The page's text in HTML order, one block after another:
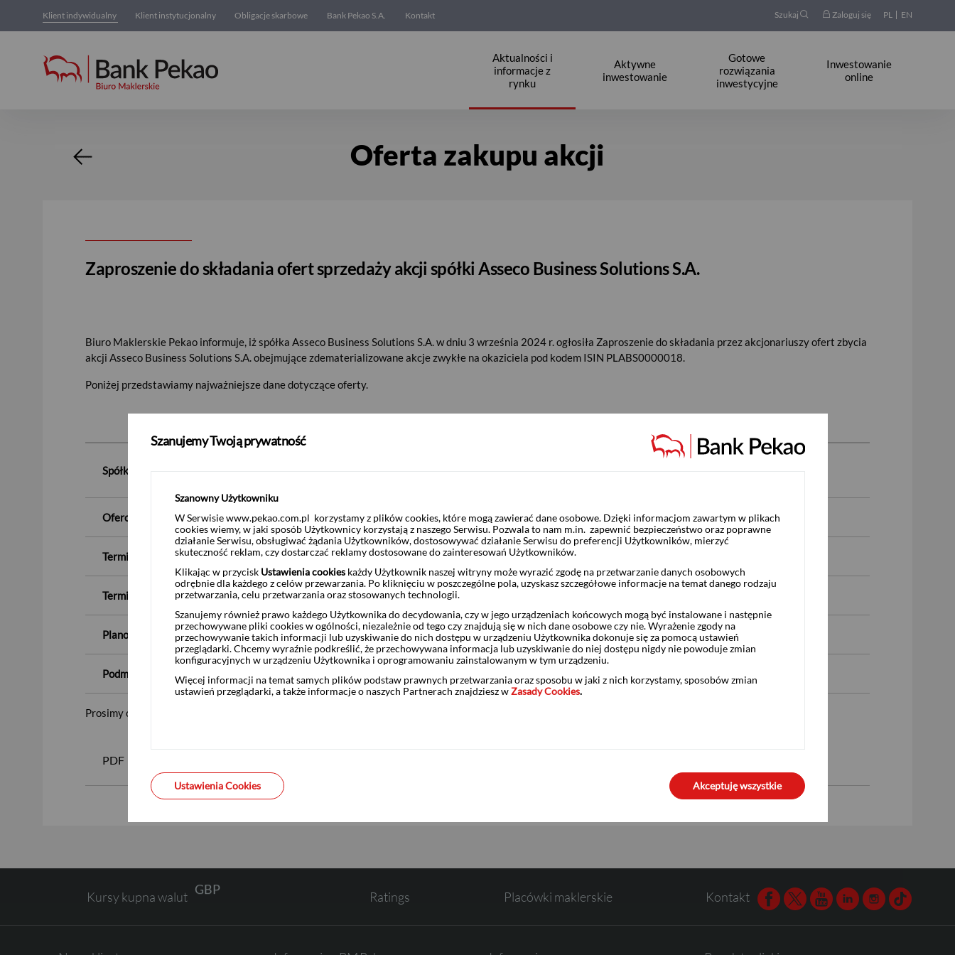
Klient indywidualny Klient instytucjonalny Obligacje skarbowe Bank Pekao S.A. Kontakt Szukaj Zaloguj się PL EN
Aktualności i
informacje z
rynku
Aktywne
inwestowanie
Gotowe
rozwiązania
inwestycyjne
Inwestowanie
online
Oferta zakupu akcji Oferta zakupu akcji
Zaproszenie do składania ofert sprzedaży akcji spółki Asseco Business Solutions S.A.
Biuro Maklerskie Pekao informuje, iż spółka Asseco Business Solutions S.A. w dniu 3 września 2024 r. ogłosiła Zaproszenie do składania przez akcjonariuszy ofert zbycia
akcji Asseco Business Solutions S.A. obejmujące zdematerializowane akcje zwykłe na okaziciela pod kodem ISIN PLABS0000018.
Poniżej przedstawiamy najważniejsze dane dotyczące oferty.
Spółka, kod ISIN:
Oferowana cena zakupu akcji: 60,00 zł
Termin rozpoczęcia przyjmowania ofert sprzedaży: 3 września 2024 r.
Termin zakończenia przyjmowania ofert sprzedaży:
Planowany termin rozliczenia nabycia akcji w ramach Oferty: 19 września 2024 r.
Podmiot pośredniczący: Santander Bank Polska S.A. – Santander Biuro Maklerskie
Prosimy o zapoznanie się z załączonymi dokumentami:
PDF
Kursy kupna walut
EUR
Ratings Placówki maklerskie Kontakt Facebook
TwitterYoutubeLinkedinInstagram
TikTok
Szanujemy Twoją prywatność
Szanowny Użytkowniku
W Serwisie www.pekao.com.pl korzystamy z plików cookies, które mogą zawierać dane osobowe. Dzięki informacjom zawartym w plikach
cookies wiemy, w jaki sposób Użytkownicy korzystają z naszego Serwisu. Pozwala to nam m.in. zapewnić bezpieczeństwo oraz poprawne
działanie Serwisu, obsługiwać żądania Użytkowników, dostosowywać działanie Serwisu do preferencji Użytkowników, mierzyć
skuteczność reklam, czy dostarczać reklamy dostosowane do zainteresowań Użytkowników.
Klikając w przycisk Ustawienia cookies każdy Użytkownik naszej witryny może wyrazić zgodę na przetwarzanie danych osobowych
odrębnie dla każdego z celów przewarzania. Po kliknięciu w poszczególne pola, uzyskasz szczegółowe informacje na temat danego rodzaju
przetwarzania, celu przetwarzania oraz stosowanych technologii.
Szanujemy również prawo każdego Użytkownika do decydowania, czy w jego urządzeniach końcowych mogą być instalowane i następnie
przechowywane pliki cookies w ogólności, niezależnie od tego czy znajdują się w nich dane osobowe czy nie. Wyrażenie zgody na
przechowywanie takich informacji lub uzyskiwanie do nich dostępu w urządzeniu Użytkownika dokonuje się za pomocą ustawień
przeglądarki. Chcemy wyraźnie podkreślić, że przechowywana informacja lub uzyskiwanie do niej dostępu nigdy nie powoduje zmian
konfiguracyjnych w urządzeniu Użytkownika i oprogramowaniu zainstalowanym w tym urządzeniu.
Więcej informacji na temat samych plików podstaw prawnych przetwarzania oraz sposobu w jaki z nich korzystamy, sposobów zmian
ustawień przeglądarki, a także informacje o naszych Partnerach znajdziesz wZasady Cookies.
Ustawienia Cookies Akceptuję wszystkie